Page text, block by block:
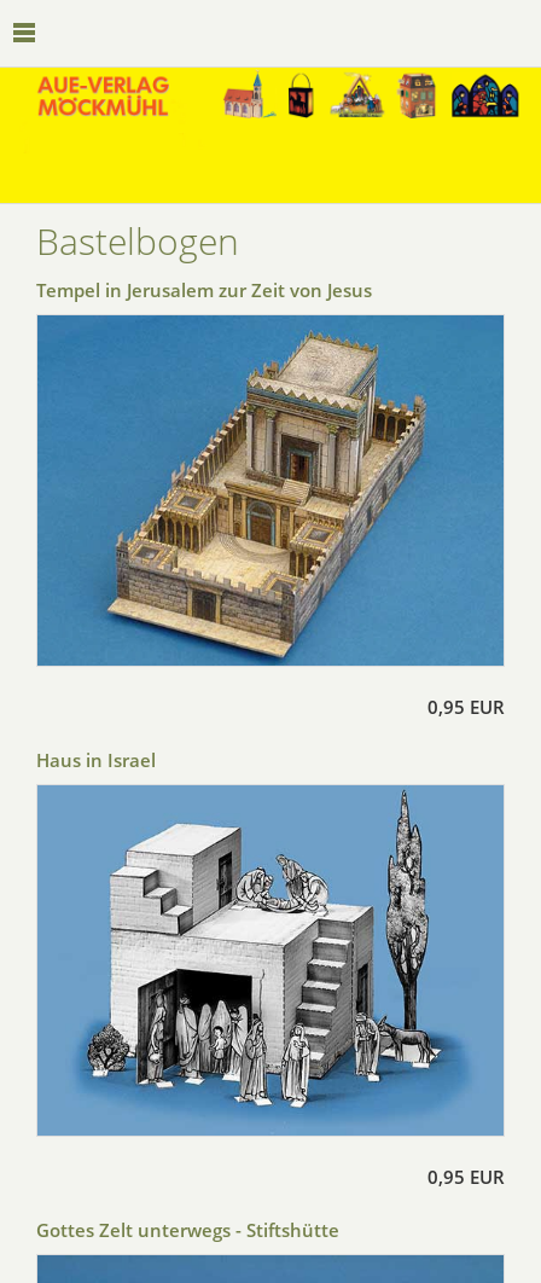
Bastelbogen
Tempel in Jerusalem zur Zeit von Jesus
0,95 EUR
Haus in Israel
0,95 EUR
Gottes Zelt unterwegs - Stiftshütte